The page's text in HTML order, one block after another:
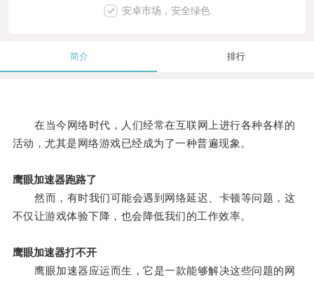
安卓市场，安全绿色
简介 排行
在当今网络时代，人们经常在互联网上进行各种各样的
活动，尤其是网络游戏已经成为了一种普遍现象。
鹰眼加速器跑路了
然而，有时我们可能会遇到网络延迟、卡顿等问题，这
不仅让游戏体验下降，也会降低我们的工作效率。
鹰眼加速器打不开
鹰眼加速器应运而生，它是一款能够解决这些问题的网